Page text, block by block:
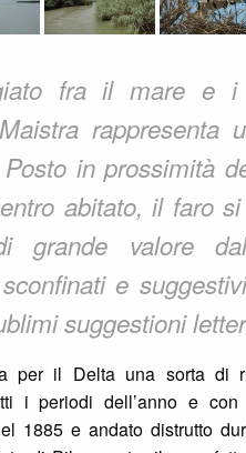
fra il mare e i
rappresenta
in prossimità
abitato, il faro si
grande valore
e
suggestioni
per il Delta una sorta di
i periodi dell’anno e
1885 e andato distrutto